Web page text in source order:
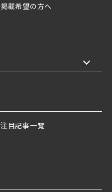
掲載希望の方へ
注目記事一覧